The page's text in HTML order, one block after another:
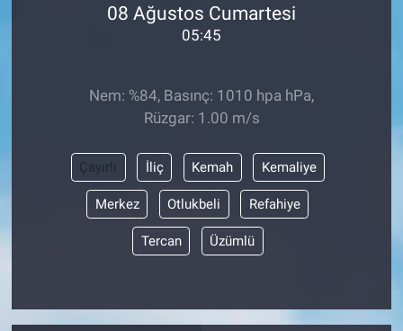
08 Ağustos Cumartesi
05:45
Nem: %84, Basınç: 1010 hpa hPa,
Rüzgar: 1.00 m/s
Çayırlı İliç Kemah Kemaliye
Merkez Otlukbeli Refahiye
Tercan Üzümlü